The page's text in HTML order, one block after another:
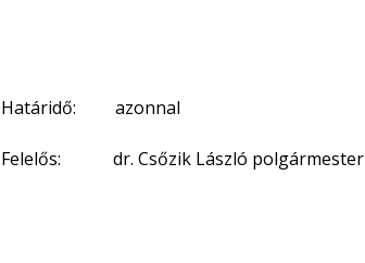
Határidő: azonnal
Felelős: dr. Csőzik László polgármester